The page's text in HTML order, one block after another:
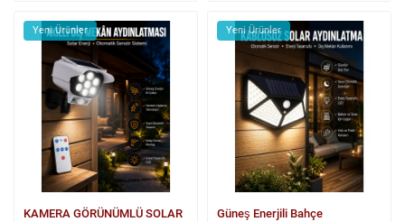
Yeni Ürünler
KAMERA GÖRÜNÜMLÜ SOLAR
Yeni Ürünler
Güneş Enerjili Bahçe